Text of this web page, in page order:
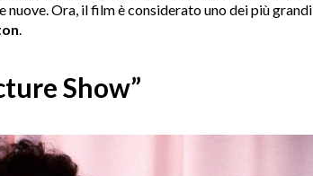
Ora, il film è considerato uno dei più grandi
.
Show”